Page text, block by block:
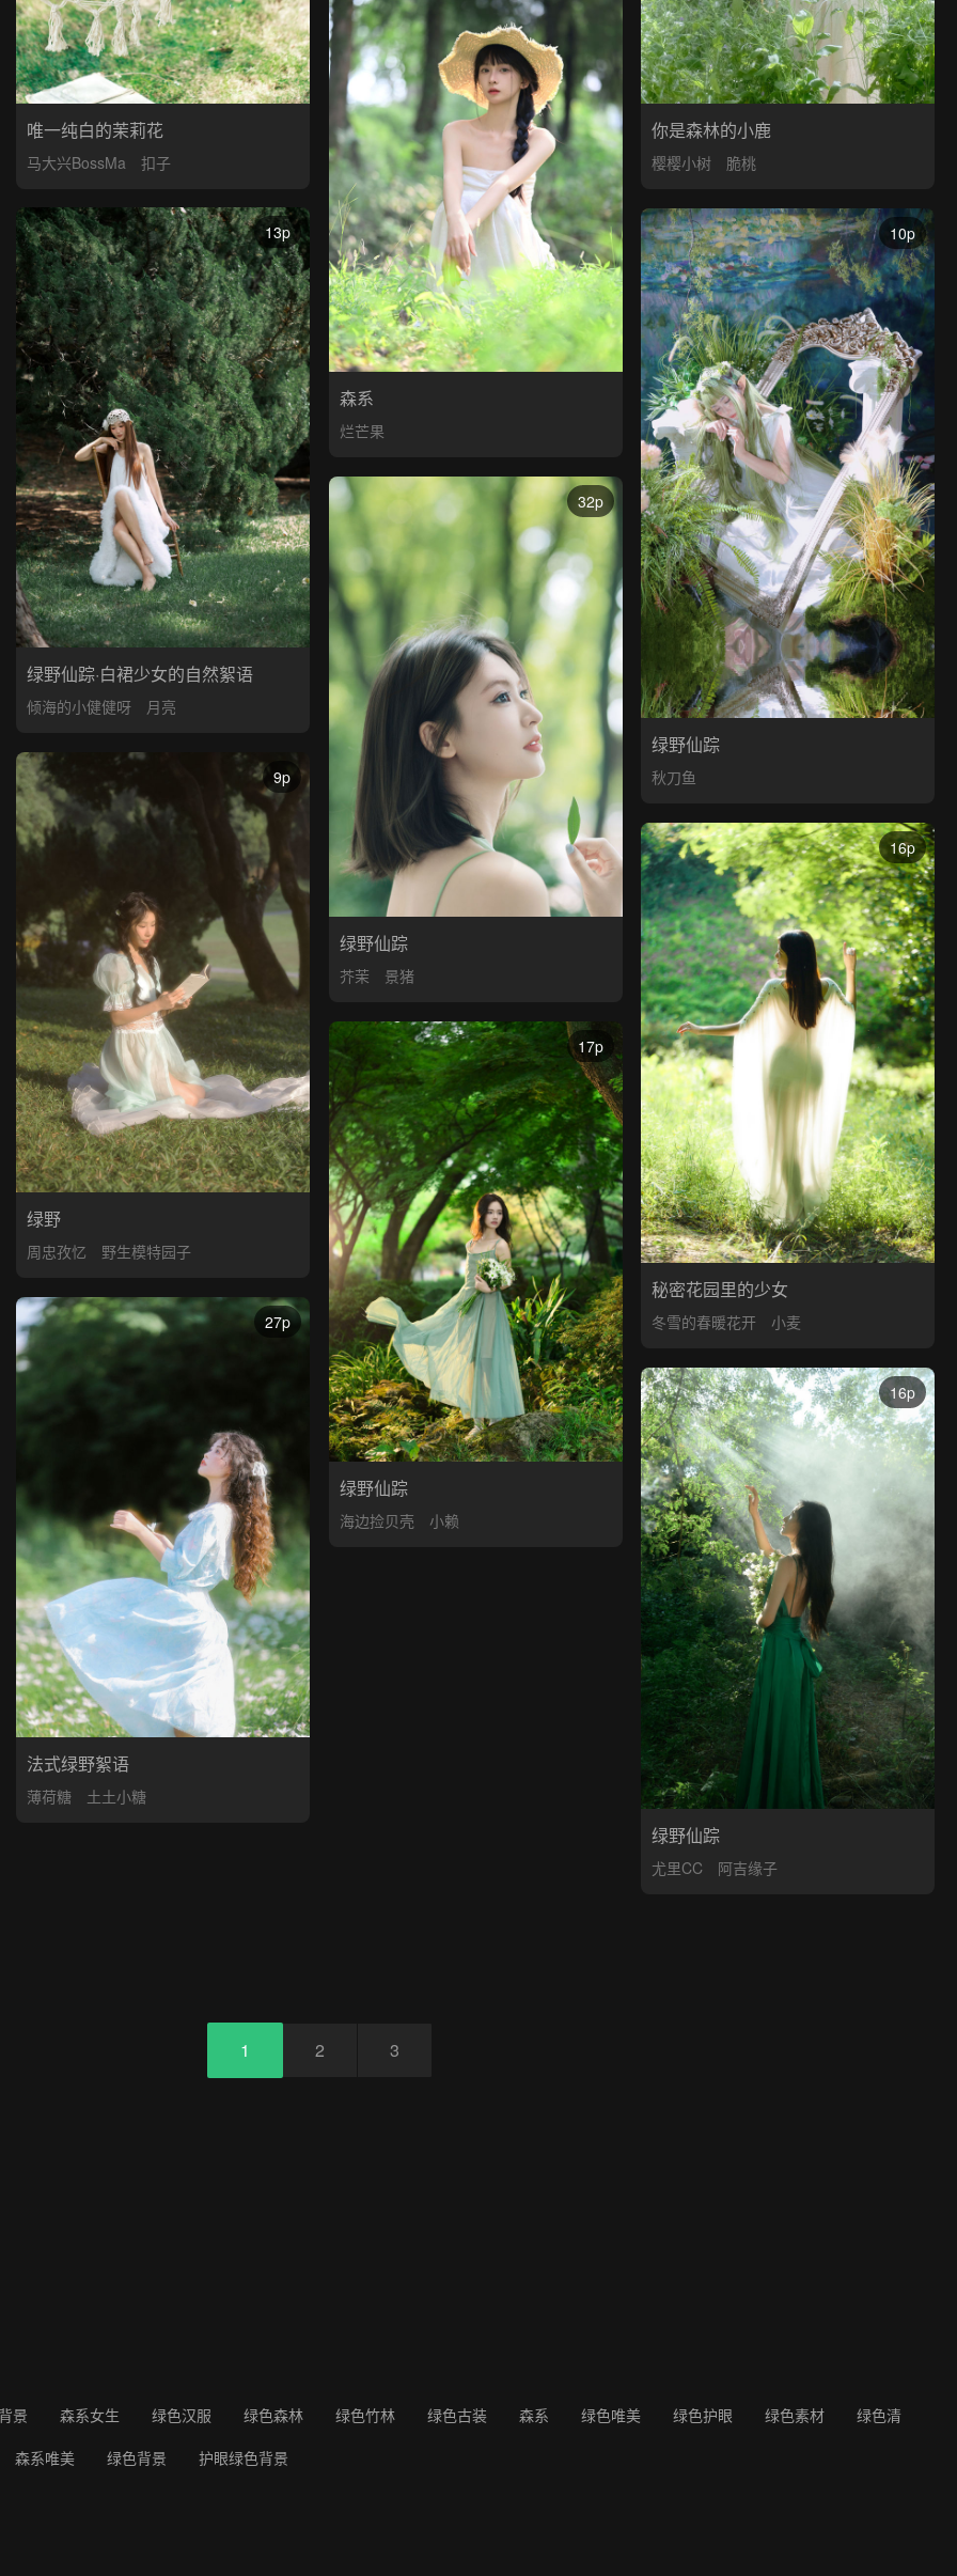
唯一纯白的茉莉花
马大兴BossMa 扣子
你是森林的小鹿
樱樱小树 脆桃
森系
烂芒果
13p
绿野仙踪·白裙少女的自然絮语
倾海的小健健呀 月亮
10p
绿野仙踪
秋刀鱼
32p
绿野仙踪
芥茉 景猪
9p
绿野
周忠孜忆 野生模特园子
16p
秘密花园里的少女
冬雪的春暖花开 小麦
17p
绿野仙踪
海边捡贝壳 小赖
27p
法式绿野絮语
薄荷糖 土土小糖
16p
绿野仙踪
尤里CC 阿吉缘子
1 2 3
景 森系女生 绿色汉服 绿色森林 绿色竹林 绿色古装 森系 绿色唯美 绿色护眼 绿色素材
绿色清
森系唯美
绿色背景 护眼绿色背景